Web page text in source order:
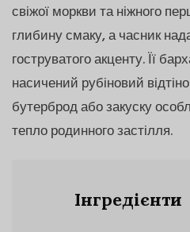
свіжої моркви та ніжного
глибину смаку, а часник
гоструватого акценту. Її
насичений рубіновий
бутерброд або закуску
тепло родинного застілля.
Інгредієнти